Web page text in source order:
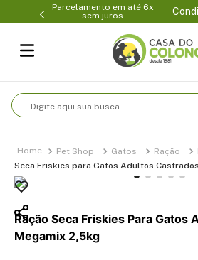
Parcelamento em até 6x
sem juros
Digite aqui sua busca...
Pet Shop Gatos Ração
Seca Friskies para Gatos Adultos
Ração Seca Friskies Para Gatos
Megamix 2,5kg